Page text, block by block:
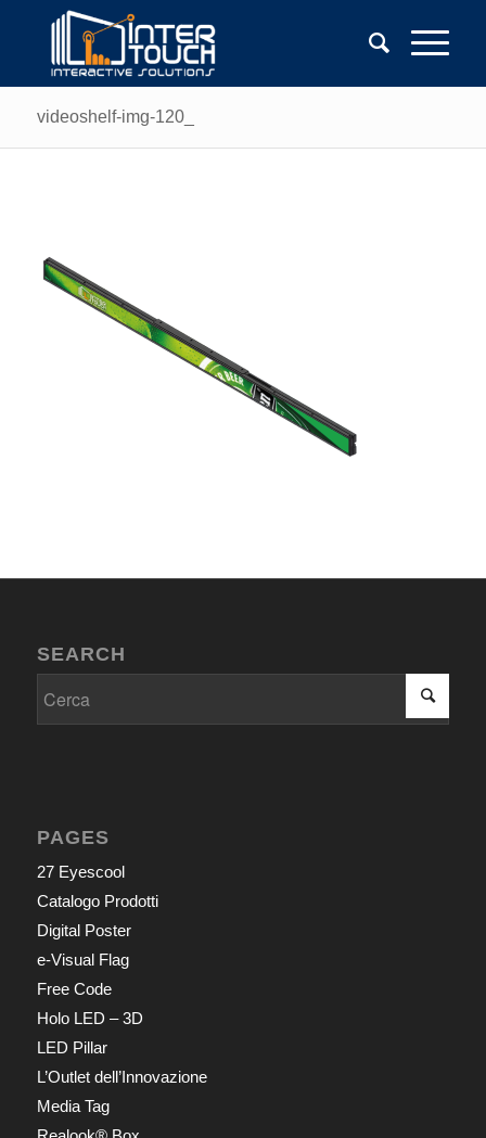
videoshelf-img-120_
SEARCH
PAGES
27 Eyescool
Catalogo Prodotti
Digital Poster
e-Visual Flag
Free Code
Holo LED – 3D
LED Pillar
L’Outlet dell’Innovazione
Media Tag